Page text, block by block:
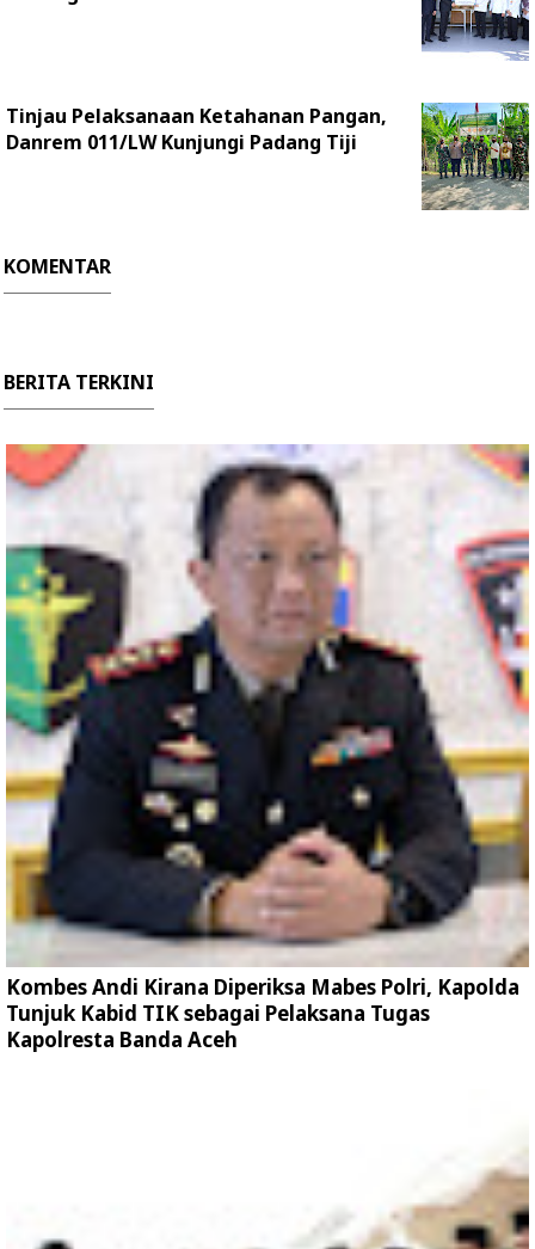
Tinjau Pelaksanaan Ketahanan Pangan,
Danrem 011/LW Kunjungi Padang Tiji
KOMENTAR
BERITA TERKINI
Kombes Andi Kirana Diperiksa Mabes Polri, Kapolda
Tunjuk Kabid TIK sebagai Pelaksana Tugas
Kapolresta Banda Aceh